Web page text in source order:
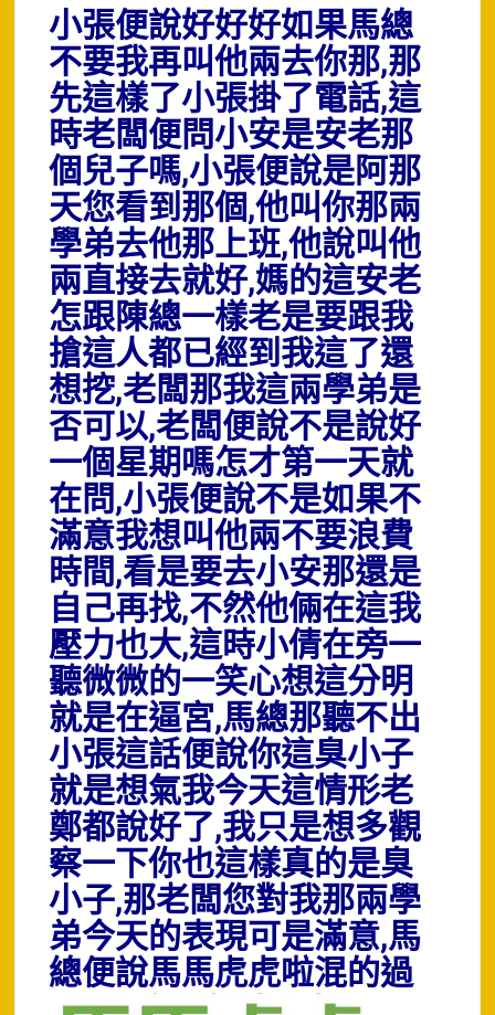
小張便說好好好如果馬總
不要我再叫他兩去你那,那
先這樣了小張掛了電話,這
時老闆便問小安是安老那
個兒子嗎,小張便說是阿那
天您看到那個,他叫你那兩
學弟去他那上班,他說叫他
兩直接去就好,媽的這安老
怎跟陳總一樣老是要跟我
搶這人都已經到我這了還
想挖,老闆那我這兩學弟是
否可以,老闆便說不是說好
一個星期嗎怎才第一天就
在問,小張便說不是如果不
滿意我想叫他兩不要浪費
時間,看是要去小安那還是
自己再找,不然他倆在這我
壓力也大,這時小倩在旁一
聽微微的一笑心想這分明
就是在逼宮,馬總那聽不出
小張這話便說你這臭小子
就是想氣我今天這情形老
鄭都說好了,我只是想多觀
察一下你也這樣真的是臭
小子,那老闆您對我那兩學
弟今天的表現可是滿意,馬
總便說馬馬虎虎啦混的過